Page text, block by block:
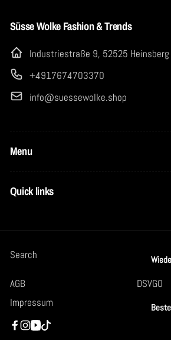
Süsse Wolke Fashion & Trends
Industriestraße 9, 52525 Heinsberg
+4917674703370
info@suessewolke.shop
Menu
Quick links
Search
AGB
DSVGO
Impressum
Facebook
Instagram
YouTube
TikTok